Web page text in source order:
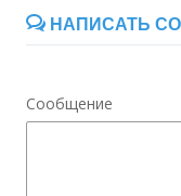
НАПИСАТЬ
Сообщение